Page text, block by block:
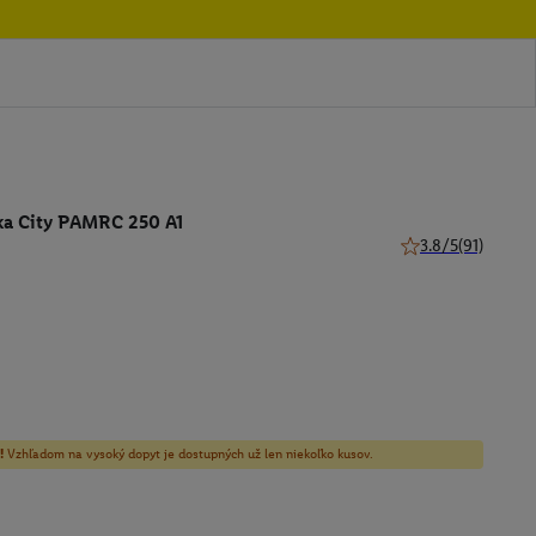
City PAMRC 250 A1
3.8/5(91)
Vzhľadom na vysoký dopyt je dostupných už len niekoľko kusov.